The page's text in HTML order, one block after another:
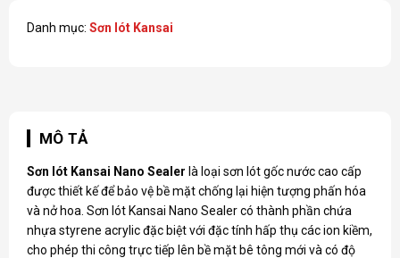
Danh mục: Sơn lót Kansai
MÔ TẢ
Sơn lót Kansai Nano Sealer là loại sơn lót gốc nước cao cấp
được thiết kế để bảo vệ bề mặt chống lại hiện tượng phấn hóa
và nở hoa. Sơn lót Kansai Nano Sealer có thành phần chứa
nhựa styrene acrylic đặc biệt với đặc tính hấp thụ các ion kiềm,
cho phép thi công trực tiếp lên bề mặt bê tông mới và có độ